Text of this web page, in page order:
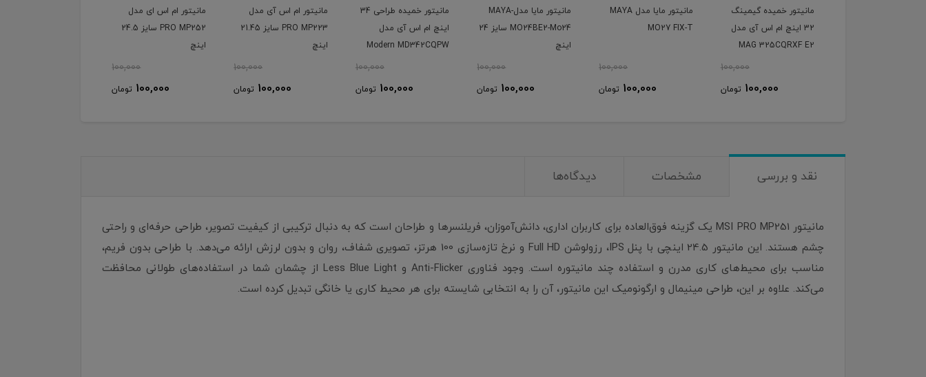
مانیتور خمیده گیمینگ
32 اینچ ام اس آی مدل
MAG 325CQRXF E2
100,000
100,000 تومان
مانیتور مایا مدل MAYA
MO27 FIX-T
100,000
100,000 تومان
مانیتور مایا مدلMAYA-
MO24BE2-Mo24 سایز 24
اینچ
100,000
100,000 تومان
مانیتور خمیده طراحی 34
اینچ ام اس آی مدل
Modern MD342CQPW
100,000
100,000 تومان
مانیتور ام اس آی مدل
PRO MP223 سایز 21.45
اینچ
100,000
100,000 تومان
مانیتور ام اس ای مدل
PRO MP252 سایز 24.5
اینچ
100,000
100,000 تومان
نقد و بررسی مشخصات دیدگاه‌ها
مانیتور MSI PRO MP251 یک گزینه فوق‌العاده برای کاربران اداری، دانش‌آموزان، فریلنسرها و طراحان است که به دنبال ترکیبی از کیفیت تصویر، طراحی حرفه‌ای و راحتی
چشم هستند. این مانیتور 24.5 اینچی با پنل IPS، رزولوشن Full HD و نرخ تازه‌سازی 100 هرتز، تصویری شفاف، روان و بدون لرزش ارائه می‌دهد. با طراحی بدون فریم،
مناسب برای محیط‌های کاری مدرن و استفاده چند مانیتوره است. وجود فناوری Anti-Flicker و Less Blue Light از چشمان شما در استفاده‌های طولانی محافظت
می‌کند. علاوه بر این، طراحی مینیمال و ارگونومیک این مانیتور، آن را به انتخابی شایسته برای هر محیط کاری یا خانگی تبدیل کرده است.